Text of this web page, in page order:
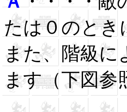
たは０のとき
また、階級に
ます（下図参